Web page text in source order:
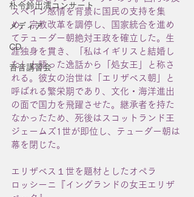
朴令鈴出演コンサート
メディア
CD
音音講習会
スペイン感情を背景に国民の支持を集
め、宗教改革を調停し、国家統合を進め
てテューダー朝絶対王政を確立した。生
涯独身を貫き、「私はイギリスと結婚し
た」と語った逸話から「処女王」と称さ
れる。彼女の治世は「エリザベス朝」と
呼ばれる繁栄期であり、文化・海洋進出
の面で国力を飛躍させた。継承者を持た
なかったため、死後はスコットランド王
ジェームズ1世が即位し、テューダー朝は
幕を閉じた。
エリザベス１世を題材としたオペラ
ロッシーニ『イングランドの女王エリザ